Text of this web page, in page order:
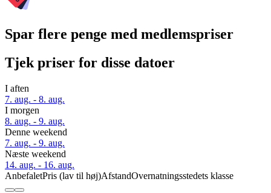
Spar flere penge med medlemspriser
Tjek priser for disse datoer
I aften
7. aug. - 8. aug.
I morgen
8. aug. - 9. aug.
Denne weekend
7. aug. - 9. aug.
Næste weekend
14. aug. - 16. aug.
AnbefaletPris (lav til høj)AfstandOvernatningsstedets klasse